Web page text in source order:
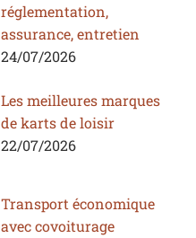
réglementation,
assurance, entretien
24/07/2026
Les meilleures marques
de karts de loisir
22/07/2026
Transport économique
avec covoiturage